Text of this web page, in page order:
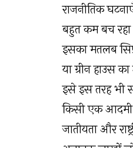
राजनीतिक
बहुत कम बच
इसका मतलब
या ग्रीन हाउस
इसे इस तरह भी
किसी एक
जातीयता और